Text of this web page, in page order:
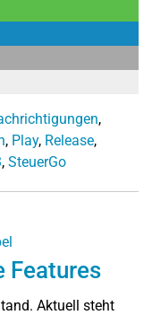
,
, Play, Release,
, SteuerGo
Features
Aktuell steht